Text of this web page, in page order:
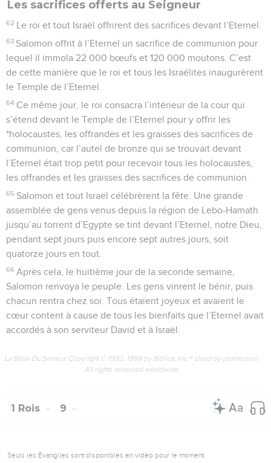
Les sacrifices offerts au Seigneur
62 Le roi et tout Israël offrirent des sacrifices devant l’Eternel.
63 Salomon offrit à l’Eternel un sacrifice de communion pour
lequel il immola 22 000 bœufs et 120 000 moutons. C’est
de cette manière que le roi et tous les Israélites inaugurèrent
le Temple de l’Eternel.
64 Ce même jour, le roi consacra l’intérieur de la cour qui
s’étend devant le Temple de l’Eternel pour y offrir les
*holocaustes, les offrandes et les graisses des sacrifices de
communion, car l’autel de bronze qui se trouvait devant
l’Eternel était trop petit pour recevoir tous les holocaustes,
les offrandes et les graisses des sacrifices de communion.
65 Salomon et tout Israël célébrèrent la fête. Une grande
assemblée de gens venus depuis la région de Lebo-Hamath
jusqu’au torrent d’Egypte se tint devant l’Eternel, notre Dieu,
pendant sept jours puis encore sept autres jours, soit
quatorze jours en tout.
66 Après cela, le huitième jour de la seconde semaine,
Salomon renvoya le peuple. Les gens vinrent le bénir, puis
chacun rentra chez soi. Tous étaient joyeux et avaient le
cœur content à cause de tous les bienfaits que l’Eternel avait
accordés à son serviteur David et à Israël.
La Bible Du Semeur Copyright © 1992, 1999 by Biblica, Inc.® Used by permission.
All rights reserved worldwide.
1 Rois 9
Seuls les Évangiles sont disponibles en vidéo pour le moment.